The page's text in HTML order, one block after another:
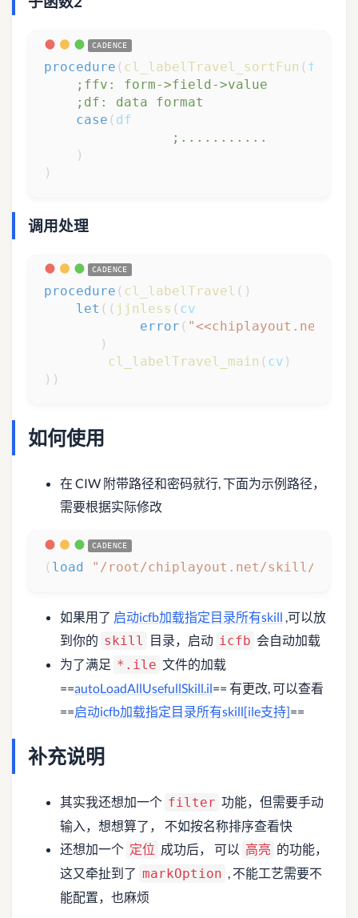
procedure ( cl_labelTravel_sortFun ( ffv
;ffv: form->field->value
;df: data format
case ( df
;...........
)
)
调用处理
procedure ( cl_labelTravel ( )
let ( ( jjnless ( cv
error (
)
cl_labelTravel_main ( cv )
) )
如何使用
在 CIW 附带路径和密码就行, 下面为示例路径，
需要根据实际修改
( load "/root/chiplayout.net/skill/
如果用了 启动icfb加载指定目录所有skill ,可以放
到你的 skill 目录，启动 icfb 会自动加载
为了满足 *.ile 文件的加载
==autoLoadAllUsefullSkill.il== 有更改, 可以查看
==启动icfb加载指定目录所有skill[ile支持]==
补充说明
其实我还想加一个 filter 功能，但需要手动
输入，想想算了， 不如按名称排序查看快
还想加一个 定位 成功后， 可以 高亮 的功能，
这又牵扯到了 markOption
, 不能工艺需要不
能配置，也麻烦